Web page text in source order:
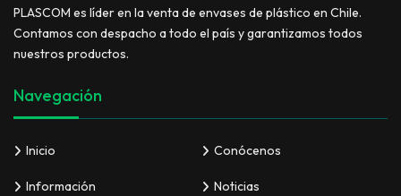
PLASCOM es líder en la venta de envases de plástico en Chile.
Contamos con despacho a todo el país y garantizamos todos
nuestros productos.
Navegación
Inicio Conócenos
Información Noticias